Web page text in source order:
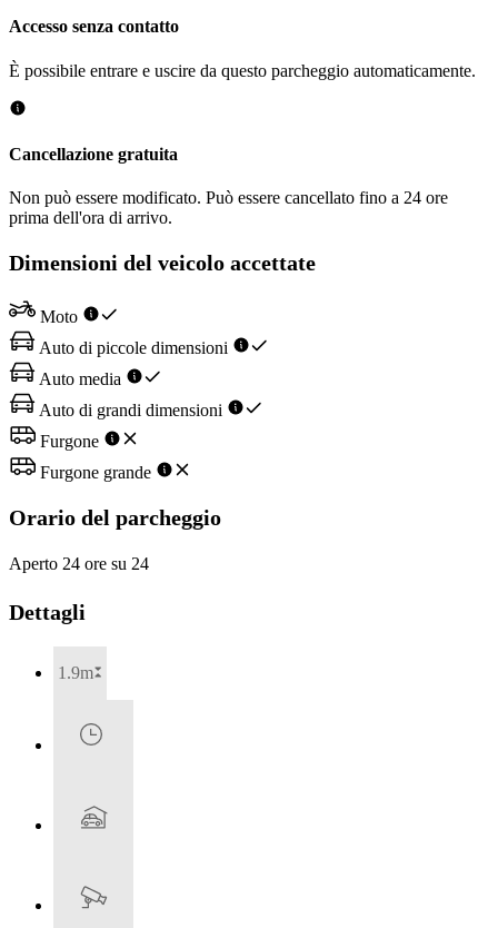
Accesso senza contatto
È possibile entrare e uscire da questo parcheggio automaticamente.
Cancellazione gratuita
Non può essere modificato. Può essere cancellato fino a 24 ore
prima dell'ora di arrivo.
Dimensioni del veicolo accettate
Moto
Auto di piccole dimensioni
Auto media
Auto di grandi dimensioni
Furgone
Furgone grande
Orario del parcheggio
Aperto 24 ore su 24
Dettagli
1.9m